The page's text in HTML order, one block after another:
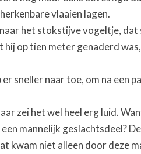
vlaaien lagen.
het stokstijve vogeltje,
op tien meter genaderd
er sneller naar toe, om na een
zei het wel heel erg luid.
mannelijk geslachtsdeel?
kwam niet alleen door deze